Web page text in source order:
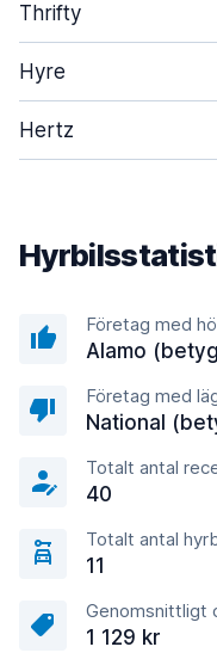
Thrifty
Hyre
Hertz
Företag med
Alamo
Företag med
National
Totalt antal
40
Totalt antal
11
Genomsnittligt
1 129 kr